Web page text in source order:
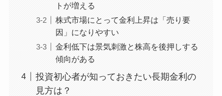
トが増える
株式市場にとって金利上昇は「売り要
因」になりやすい
金利低下は景気刺激と株高を後押しする
傾向がある
投資初心者が知っておきたい長期金利の
見方は？